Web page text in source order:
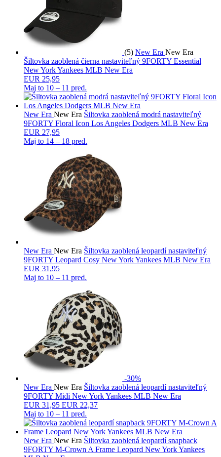
(5) New Era New Era
Šiltovka zaoblená čierna nastaviteľný 9FORTY Essential
New York Yankees MLB New Era
EUR 25,95
Maj to 10 – 11 pred.
New Era New Era Šiltovka zaoblená modrá nastaviteľný
9FORTY Floral Icon Los Angeles Dodgers MLB New Era
EUR 27,95
Maj to 14 – 18 pred.
New Era New Era Šiltovka zaoblená leopardí nastaviteľný
9FORTY Leopard Cosy New York Yankees MLB New Era
EUR 31,95
Maj to 10 – 11 pred.
-30%
New Era New Era Šiltovka zaoblená leopardí nastaviteľný
9FORTY Midi New York Yankees MLB New Era
EUR 31,95 EUR 22,37
Maj to 10 – 11 pred.
New Era New Era Šiltovka zaoblená leopardí snapback
9FORTY M-Crown A Frame Leopard New York Yankees